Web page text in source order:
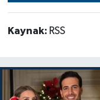
Kaynak: RSS